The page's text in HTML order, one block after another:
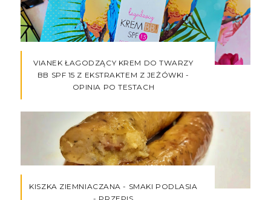
VIANEK ŁAGODZĄCY KREM DO TWARZY
BB SPF 15 Z EKSTRAKTEM Z JEŻÓWKI -
OPINIA PO TESTACH
KISZKA ZIEMNIACZANA - SMAKI PODLASIA